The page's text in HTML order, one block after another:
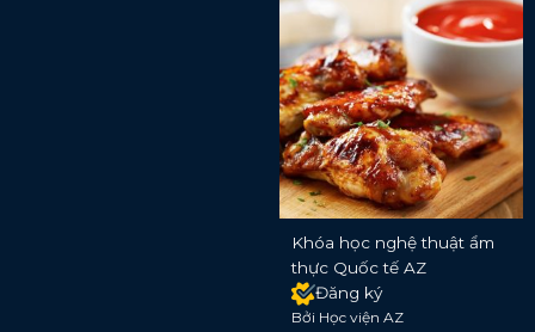
Khóa học nghệ thuật ẩm
thực Quốc tế AZ
Đăng ký
Bởi Học viện AZ